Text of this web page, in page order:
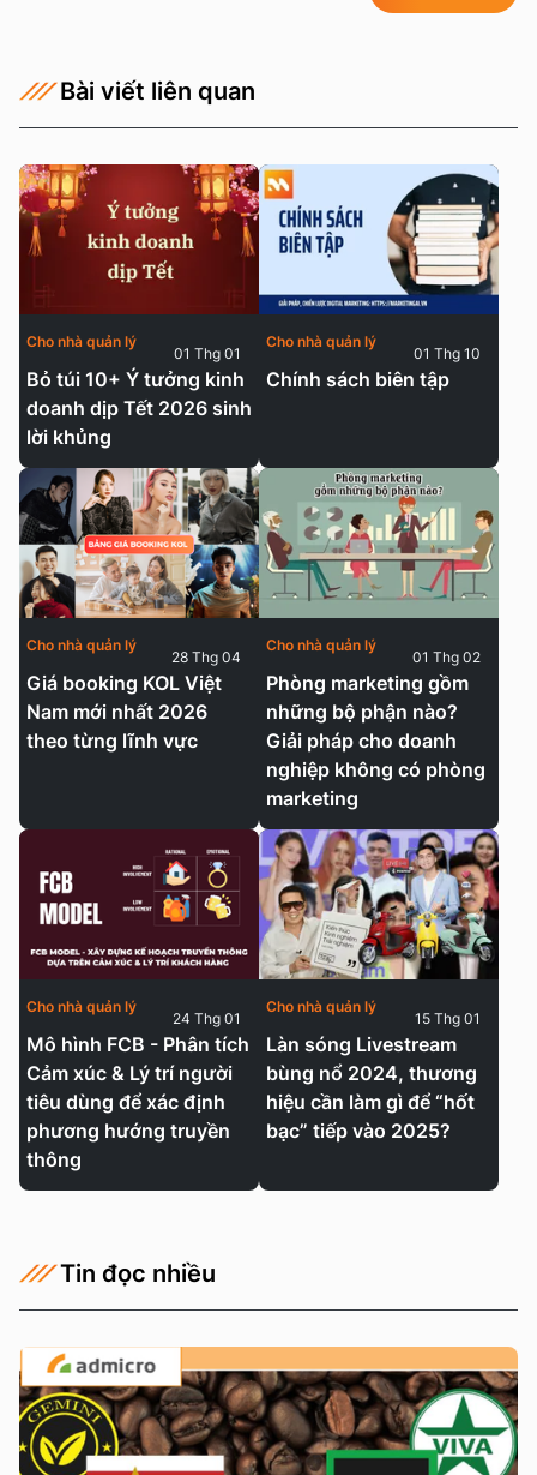
Bài viết liên quan
Bỏ túi 10+ Ý tưởng kinh
doanh dịp Tết 2026 sinh
lời khủng
Cho nhà quản lý
01 Thg 01
Chính sách biên tập
Cho nhà quản lý
01 Thg 10
Giá booking KOL Việt
Nam mới nhất 2026
theo từng lĩnh vực
Cho nhà quản lý
28 Thg 04
Phòng marketing gồm
những bộ phận nào?
Giải pháp cho doanh
nghiệp không có phòng
marketing
Cho nhà quản lý
01 Thg 02
Mô hình FCB - Phân tích
Cảm xúc & Lý trí người
tiêu dùng để xác định
phương hướng truyền
thông
Cho nhà quản lý
24 Thg 01
Làn sóng Livestream
bùng nổ 2024, thương
hiệu cần làm gì để “hốt
bạc” tiếp vào 2025?
Cho nhà quản lý
15 Thg 01
Tin đọc nhiều